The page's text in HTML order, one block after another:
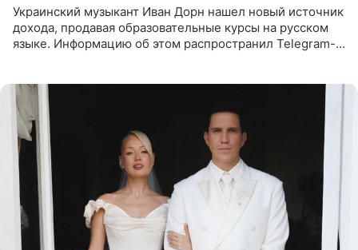
Украинский музыкант Иван Дорн нашел новый источник
дохода, продавая образовательные курсы на русском
языке. Информацию об этом распространил Telegram-